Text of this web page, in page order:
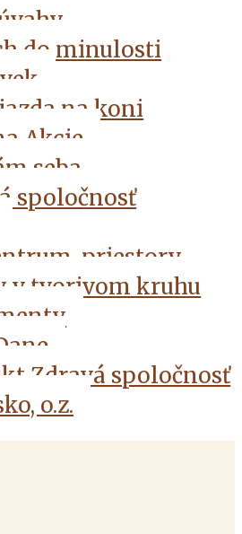
do minulosti
na koni
Akcie
seba
spoločnosť
priestory
v tvorivom kruhu
Zdravá spoločnosť
o.z.